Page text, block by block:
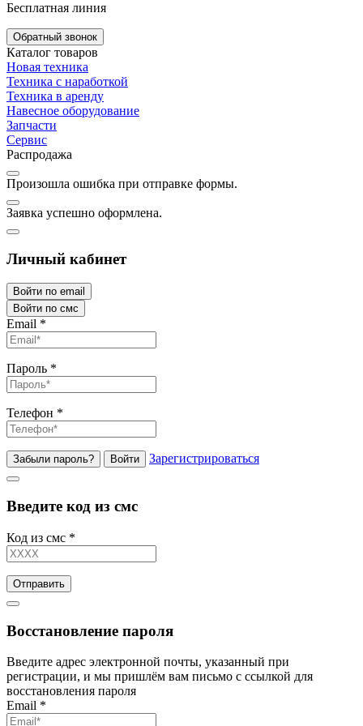
Бесплатная линия
Обратный звонок
Каталог товаров
Новая техника
Техника с наработкой
Техника в аренду
Навесное оборудование
Запчасти
Сервис
Распродажа
Произошла ошибка при отправке формы.
Заявка успешно оформлена.
Личный кабинет
Войти по email
Войти по смс
Email *
Пароль *
Телефон *
Забыли пароль? Войти Зарегистрироваться
Введите код из смс
Код из смс *
Отправить
Восстановление пароля
Введите адрес электронной почты, указанный при
регистрации, и мы пришлём вам письмо с ссылкой для
восстановления пароля
Email *